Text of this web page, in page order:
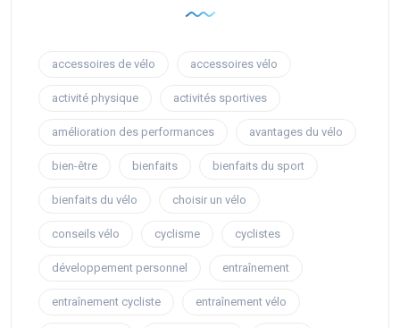
accessoires de vélo accessoires vélo
activité physique activités sportives
amélioration des performances avantages du vélo
bien-être bienfaits bienfaits du sport
bienfaits du vélo choisir un vélo
conseils vélo cyclisme cyclistes
développement personnel entraînement
entraînement cycliste entraînement vélo